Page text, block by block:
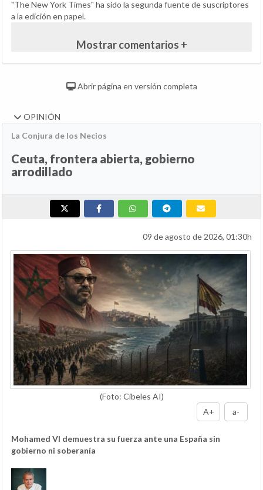
"The New York Times" ha sido la segunda fuente de suscriptores
a la edición en papel.
Mostrar comentarios +
Abrir página en versión completa
OPINIÓN
La Conjura de los Necios
Ceuta, frontera abierta, gobierno
arrodillado
09 de agosto de 2026, 01:30h
(Foto: Cibeles AI)
A+
a-
Mohamed VI demuestra su fuerza ante una España sin
gobierno ni soberanía